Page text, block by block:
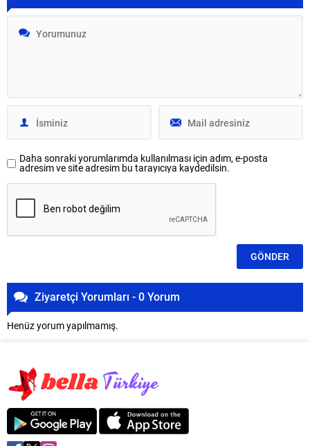
Daha sonraki yorumlarımda kullanılması için adım, e-posta
adresim ve site adresim bu tarayıcıya kaydedilsin.
Ziyaretçi Yorumları - 0 Yorum
Henüz yorum yapılmamış.